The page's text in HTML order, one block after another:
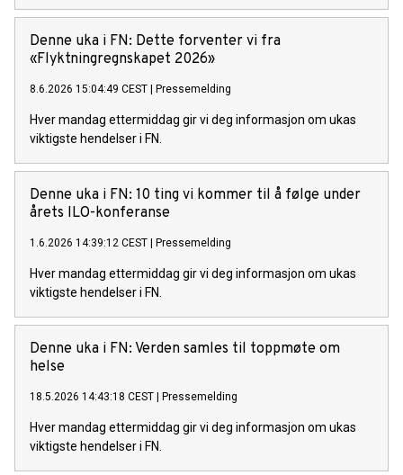
Denne uka i FN: Dette forventer vi fra
«Flyktningregnskapet 2026»
8.6.2026 15:04:49 CEST Pressemelding
Hver mandag ettermiddag gir vi deg informasjon om ukas
viktigste hendelser i FN.
Denne uka i FN: 10 ting vi kommer til å følge under
årets ILO-konferanse
1.6.2026 14:39:12 CEST Pressemelding
Hver mandag ettermiddag gir vi deg informasjon om ukas
viktigste hendelser i FN.
Denne uka i FN: Verden samles til toppmøte om
helse
18.5.2026 14:43:18 CEST Pressemelding
Hver mandag ettermiddag gir vi deg informasjon om ukas
viktigste hendelser i FN.